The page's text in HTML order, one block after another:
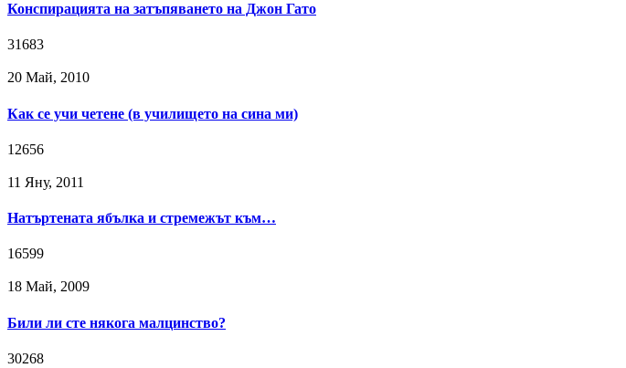
Конспирацията на затъпяването на Джон Гато
31683
20 Май, 2010
Как се учи четене (в училището на сина ми)
12656
11 Яну, 2011
Натъртената ябълка и стремежът към…
16599
18 Май, 2009
Били ли сте някога малцинство?
30268